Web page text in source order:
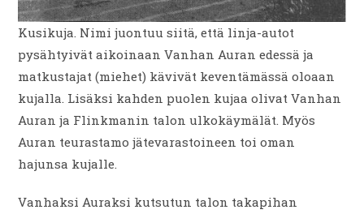
Kusikuja. Nimi juontuu siitä, että linja-autot
pysähtyivät aikoinaan Vanhan Auran edessä ja
matkustajat (miehet) kävivät keventämässä oloaan
kujalla. Lisäksi kahden puolen kujaa olivat Vanhan
Auran ja Flinkmanin talon ulkokäymälät. Myös
Auran teurastamo jätevarastoineen toi oman
hajunsa kujalle.
Vanhaksi Auraksi kutsutun talon takapihan